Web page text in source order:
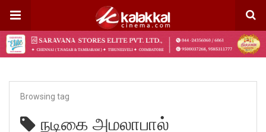
Browsing tag
நடிகை அமலாபால்